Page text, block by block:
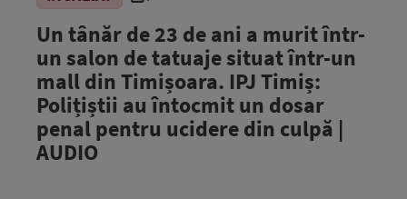
Un tânăr de 23 de ani a murit într-
un salon de tatuaje situat într-un
mall din Timișoara. IPJ Timiș:
Polițiștii au întocmit un dosar
penal pentru ucidere din culpă |
AUDIO